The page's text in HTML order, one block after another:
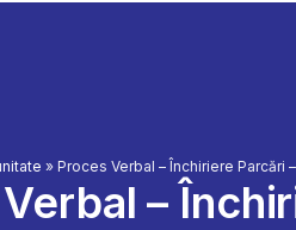
» Proces Verbal – Închiriere Parcări
–